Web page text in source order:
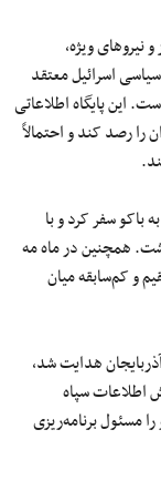
نیروهای ویژه،
اسرائیل معتقد
این پایگاه اطلاعاتی
را رصد کند و احتمالاً
باکو سفر کرد و با
همچنین در ماه مه
و کم‌سابقه میان
هدایت شد،
بخش اطلاعات سپاه
مسئول برنامه‌ریزی